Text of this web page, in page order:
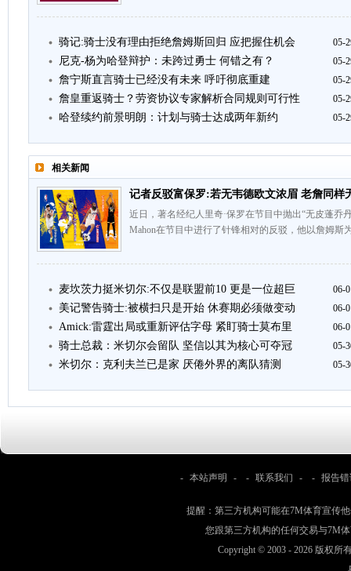
骑记:骑士没有理由拒绝詹姆斯回归 应把握住机会 05-
尼克-杨为哈登辩护：未跨过勇士 何错之有？ 05-
詹宁斯直言骑士已经没有未来 呼吁彻底重建 05-
詹皇重返骑士？劳资协议专家解析合同规则可行性 05-
哈登续约前景明朗：计划与骑士达成两年新约 05-
相关新闻
记者反驳富保罗:若无韦德欧文浓眉 老詹同样
近日，著名经纪人里奇·保罗在节目中抛出“无皮蓬乔
Mahon在节目中进行了针锋相对的反驳，他以詹姆
麦坎茨力挺米切尔:不仅是联盟前10 更是一位超巨 06-
美记警告骑士:被横扫只是开始 休赛期必须做变动 06-
Amick:雷霆出局或重新评估字母 紧盯骑士莫布里 06-
骑士总裁：米切尔会留队 坚信以其为核心可夺冠 05-
米切尔：克利夫兰已是家 厌倦外界的离队猜测 05-
- 本站声明 - - 联系我们 - - 报告
提醒：第三方机构可能在7M体育宣传
您跟第三方机构的任何交易与7M
Copyright © 2003 - 2026 版权所